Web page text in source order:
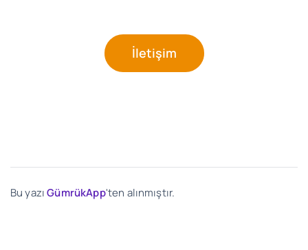
İletişim
Bu yazıGümrükApp'ten alınmıştır.